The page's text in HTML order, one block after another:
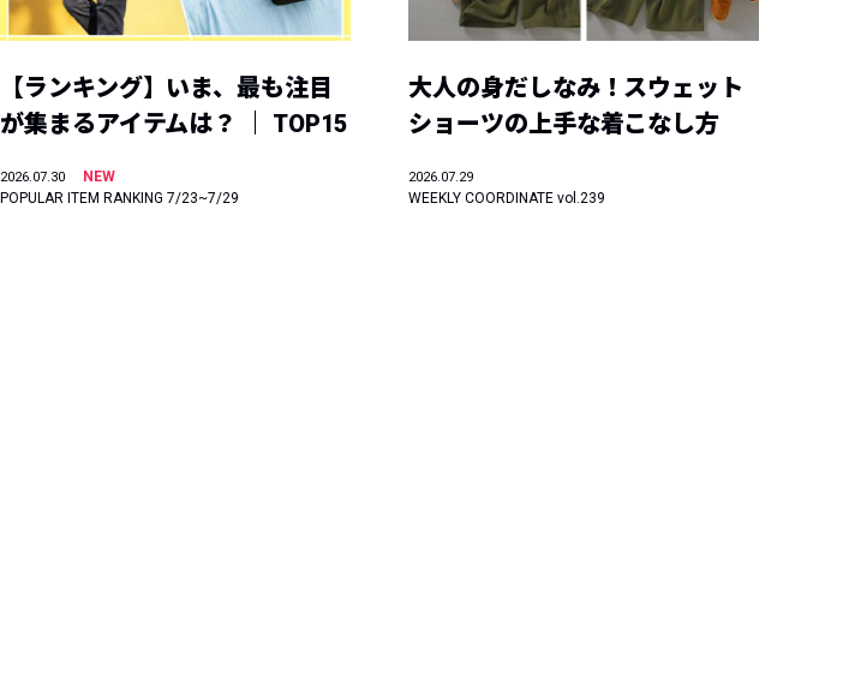
【ランキング】いま、最も注目
が集まるアイテムは？ ｜ TOP15
2026.07.30
NEW
POPULAR ITEM RANKING 7/23~7/29
大人の身だしなみ！スウェット
ショーツの上手な着こなし方
2026.07.29
WEEKLY COORDINATE vol.239